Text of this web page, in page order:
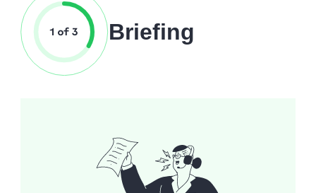
Briefing